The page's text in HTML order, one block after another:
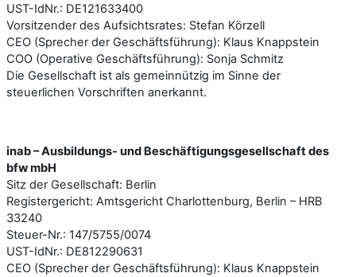
UST-IdNr.: DE121633400
Vorsitzender des Aufsichtsrates: Stefan Körzell
CEO (Sprecher der Geschäftsführung): Klaus Knappstein
COO (Operative Geschäftsführung): Sonja Schmitz
Die Gesellschaft ist als gemeinnützig im Sinne der
steuerlichen Vorschriften anerkannt.
inab – Ausbildungs- und Beschäftigungsgesellschaft des
bfw mbH
Sitz der Gesellschaft: Berlin
Registergericht: Amtsgericht Charlottenburg, Berlin – HRB
33240
Steuer-Nr.: 147/5755/0074
UST-IdNr.: DE812290631
CEO (Sprecher der Geschäftsführung): Klaus Knappstein